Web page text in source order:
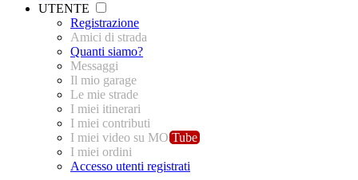
UTENTE
Registrazione
Amici di strada
Quanti siamo?
Messaggi
Il mio garage
Le mie strade
I miei itinerari
I miei contributi
I miei video su MO Tube
I miei ordini
Accesso utenti registrati